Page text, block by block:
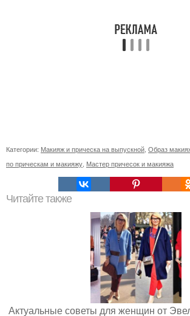
Категории: Макияж и прическа на выпускной Образ
по прическам и макияжу Мастер причесок и макияжа
Читайте также
Актуальные советы для женщин от